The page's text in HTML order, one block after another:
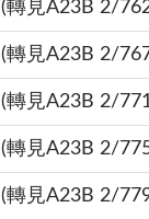
(轉見A23B 2/
(轉見A23B 2/
(轉見A23B 2/
(轉見A23B 2/
(轉見A23B 2/